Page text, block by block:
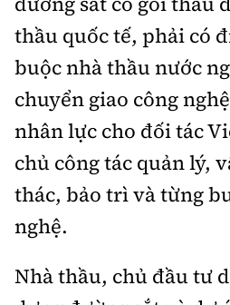
thầu quốc tế, phải có
buộc nhà thầu nước
chuyển giao công
nhân lực cho đối tác
chủ công tác quản lý,
thác, bảo trì và từng
nghệ.
Nhà thầu, chủ đầu tư